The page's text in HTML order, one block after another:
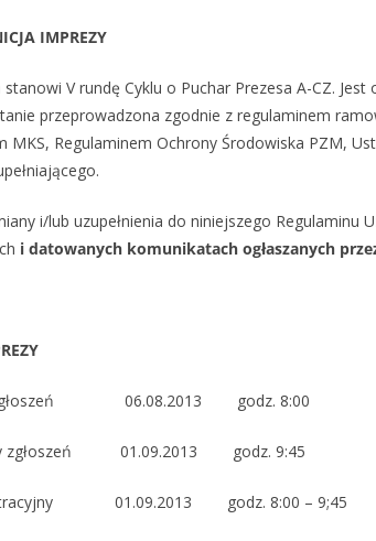
IMPREZY
V rundę Cyklu o Puchar Prezesa A-CZ.
przeprowadzona zgodnie z regulaminem
MKS, Regulaminem Ochrony Środowiska PZM,
i/lub uzupełnienia do niniejszego Regulaminu
i datowanych komunikatach ogłaszanych
zgłoszeń 06.08.2013 godz. 8:00
zgłoszeń 01.09.2013 godz. 9:45
01.09.2013 godz. 8:00 – 9;45